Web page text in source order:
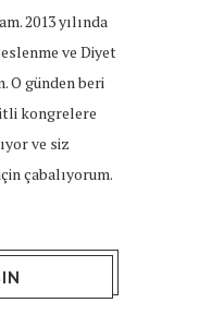
2013 yılında
ve Diyet
O günden beri
kongrelere
ve siz
çabalıyorum.